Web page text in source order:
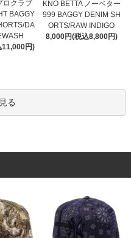
ロクラブ
BAGGY
DA
11,000円)
KNO BETTA ノーベター
999 BAGGY DENIM SH
ORTS/RAW INDIGO
8,000円(税込8,800円)
る